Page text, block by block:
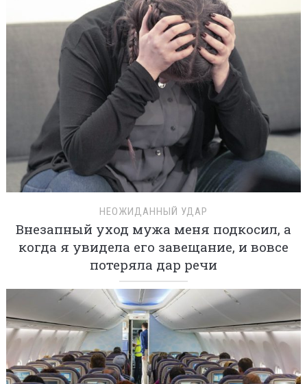
НЕОЖИДАННЫЙ УДАР
Внезапный уход мужа меня подкосил, а
когда я увидела его завещание, и вовсе
потеряла дар речи